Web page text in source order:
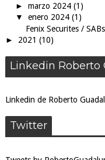
► marzo 2024 (1)
▼ enero 2024 (1)
Fenix Securites /
► 2021 (10)
Linkedin Roberto
Linkedin de Roberto
Twitter